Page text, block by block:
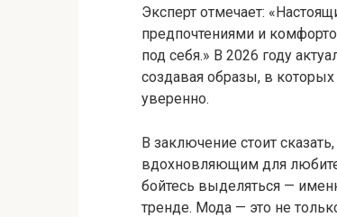
Эксперт отмечает:
предпочтениями и
под себя.» В 2026 году
создавая образы, в
уверенно.
В заключение стоит
вдохновляющим для
бойтесь выделяться —
тренде. Мода — это не